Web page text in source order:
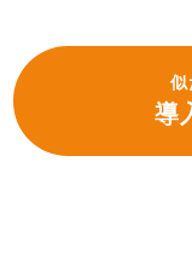
似
導